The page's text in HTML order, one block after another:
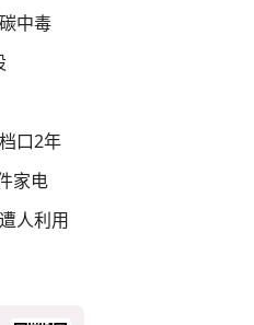
中毒
口2年
家电
人利用